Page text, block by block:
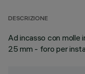
DESCRIZIONE
Ad incasso con molle
25 mm - foro per